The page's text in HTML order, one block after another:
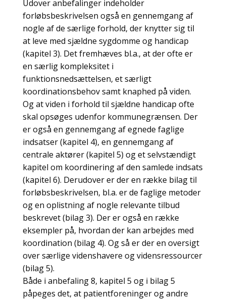
Udover anbefalinger indeholder
forløbsbeskrivelsen også en gennemgang af
nogle af de særlige forhold, der knytter sig til
at leve med sjældne sygdomme og handicap
(kapitel 3). Det fremhæves bl.a., at der ofte er
en særlig kompleksitet i
funktionsnedsættelsen, et særligt
koordinationsbehov samt knaphed på viden.
Og at viden i forhold til sjældne handicap ofte
skal opsøges udenfor kommunegrænsen. Der
er også en gennemgang af egnede faglige
indsatser (kapitel 4), en gennemgang af
centrale aktører (kapitel 5) og et selvstændigt
kapitel om koordinering af den samlede indsats
(kapitel 6). Derudover er der en række bilag til
forløbsbeskrivelsen, bl.a. er de faglige metoder
og en oplistning af nogle relevante tilbud
beskrevet (bilag 3). Der er også en række
eksempler på, hvordan der kan arbejdes med
koordination (bilag 4). Og så er der en oversigt
over særlige videnshavere og vidensressourcer
(bilag 5).
Både i anbefaling 8, kapitel 5 og i bilag 5
påpeges det, at patientforeninger og andre